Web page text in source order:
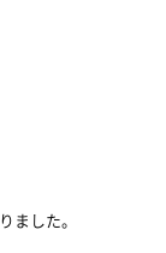
ました。